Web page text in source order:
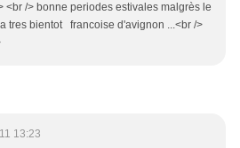
<br /> bonne periodes estivales malgrès le
tres bientot francoise d'avignon ...<br />
13:23